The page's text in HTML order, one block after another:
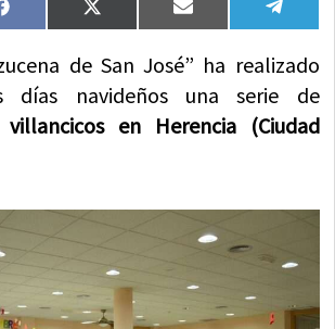
Compartir
en
FacebookCompartir
en
X
(Twitter)
Compartir
en
Email
en
de San José” ha realizado
días navideños una serie de
en Herencia (Ciudad